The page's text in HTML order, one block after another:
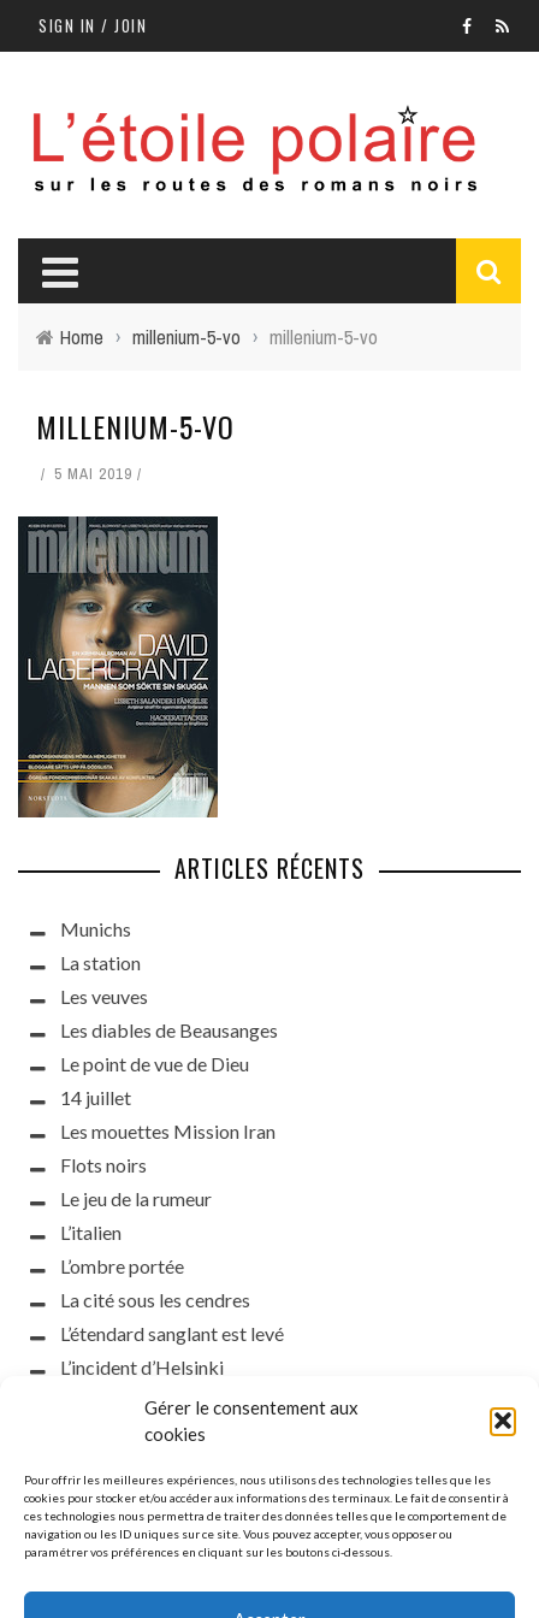
Gérer le consentement aux
cookies
Pour offrir les meilleures expériences, nous utilisons des technologies telles que les
cookies pour stocker et/ou accéder aux informations des terminaux. Le fait de consentir à
ces technologies nous permettra de traiter des données telles que le comportement de
navigation ou les ID uniques sur ce site. Vous pouvez accepter, vous opposer ou
paramétrer vos préférences en cliquant sur les boutons ci-dessous.
SIGN IN / JOIN
Home › millenium-5-vo › millenium-5-vo
MILLENIUM-5-VO
5 MAI 2019
ARTICLES RÉCENTS
Munichs
La station
Les veuves
Les diables de Beausanges
Le point de vue de Dieu
14 juillet
Les mouettes Mission Iran
Flots noirs
Le jeu de la rumeur
L’italien
L’ombre portée
La cité sous les cendres
L’étendard sanglant est levé
L’incident d’Helsinki
la petite fasciste
Toutes les nuances de la nuit
Que s’obscurcissent le soleil et la lumière
Le silence